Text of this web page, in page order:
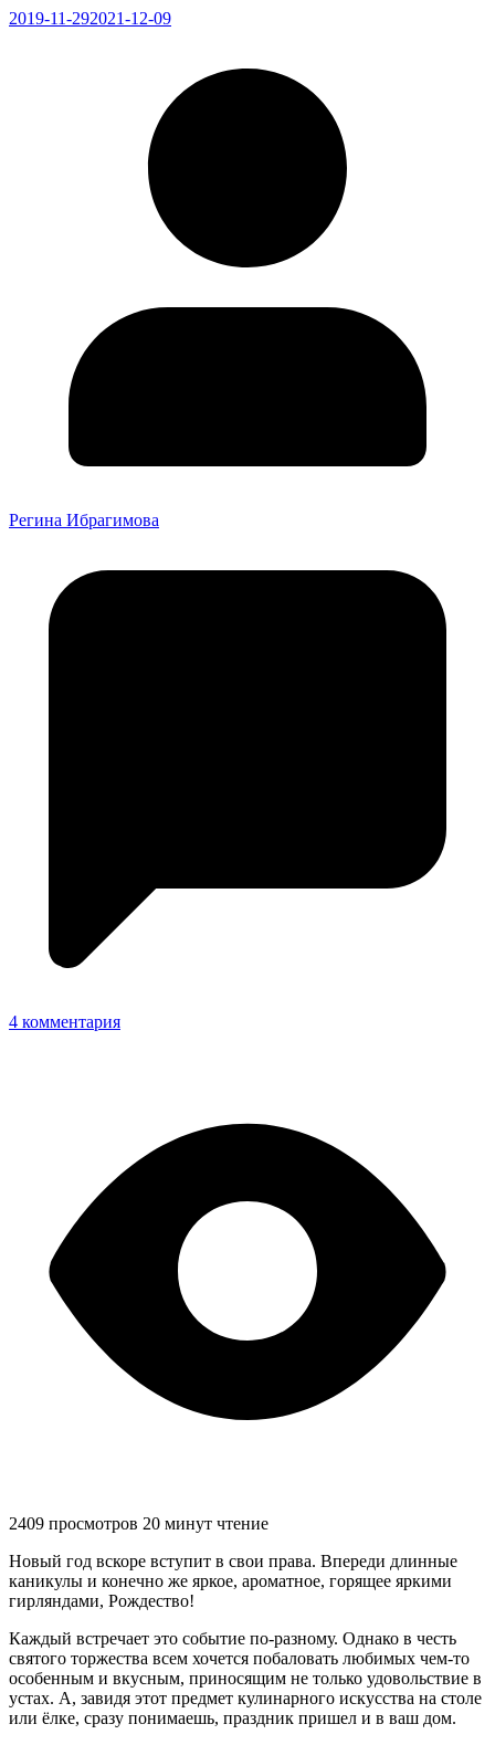
2019-11-292021-12-09
Регина Ибрагимова
4 комментария
2409 просмотров 20 минут чтение
Новый год вскоре вступит в свои права. Впереди длинные
каникулы и конечно же яркое, ароматное, горящее яркими
гирляндами, Рождество!
Каждый встречает это событие по-разному. Однако в честь
святого торжества всем хочется побаловать любимых чем-то
особенным и вкусным, приносящим не только удовольствие в
устах. А, завидя этот предмет кулинарного искусства на столе
или ёлке, сразу понимаешь, праздник пришел и в ваш дом.